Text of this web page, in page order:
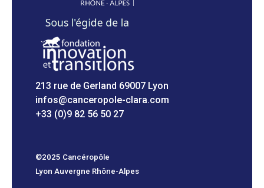
213 rue de Gerland 69007 Lyon
infos@canceropole-clara.com
+33 (0)9 82 56 50 27
©2025 Cancéropôle
Lyon Auvergne Rhône-Alpes